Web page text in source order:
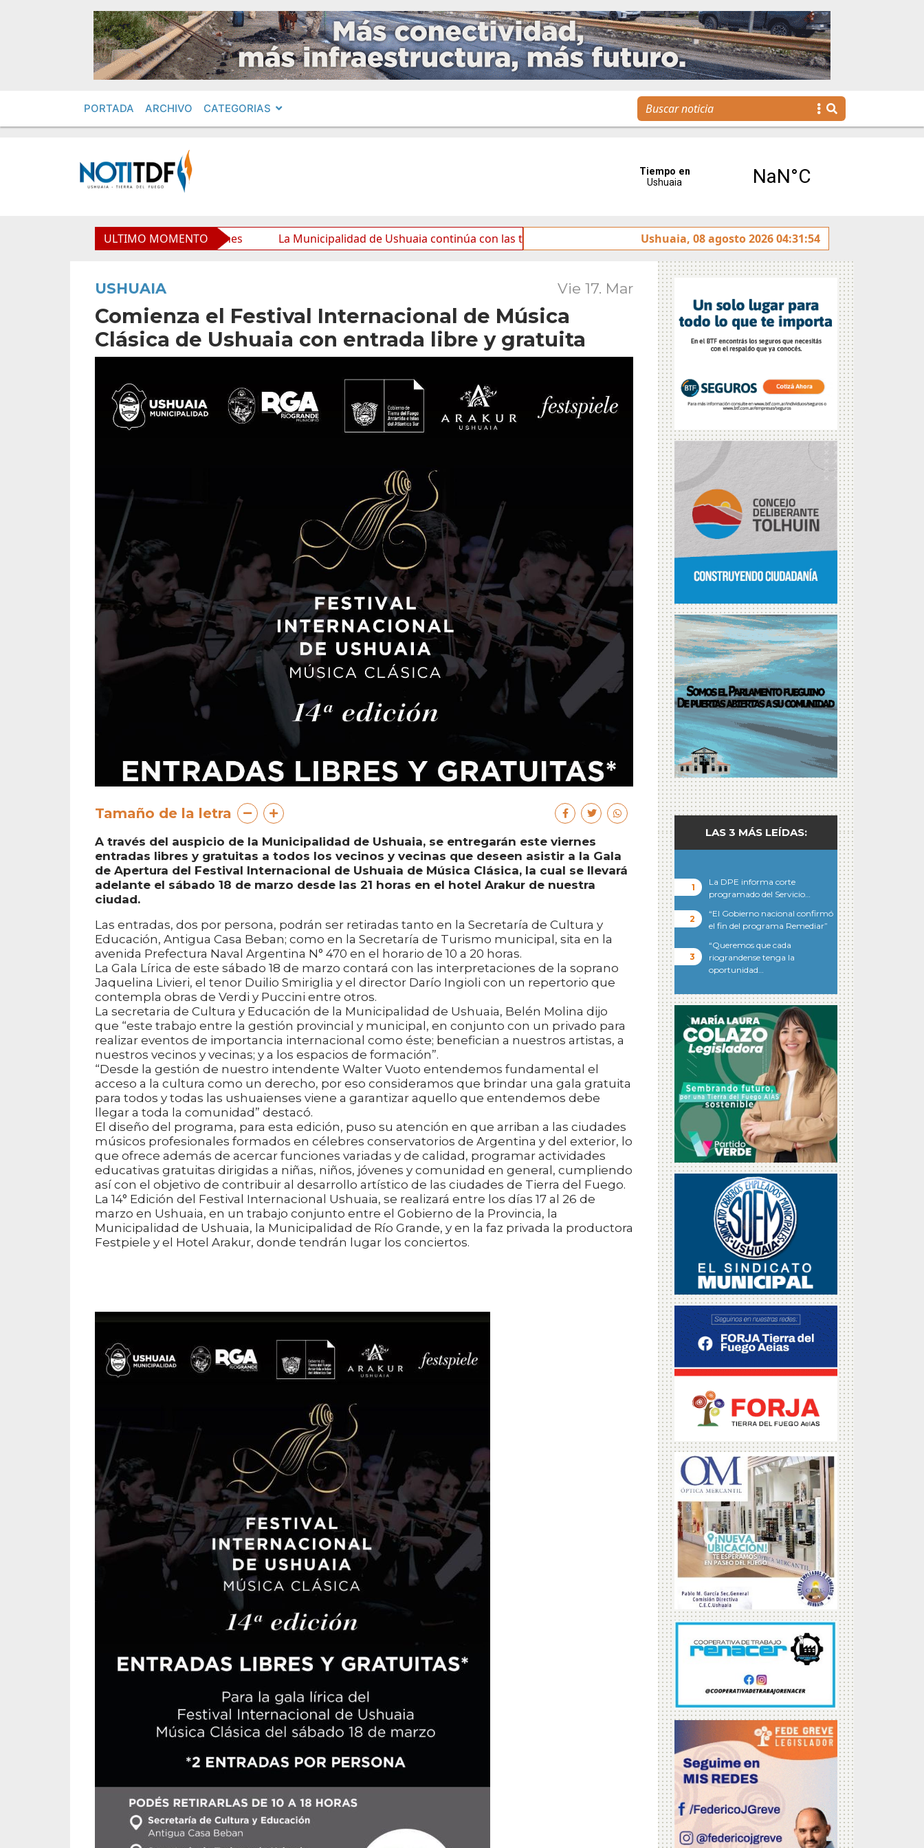
PORTADA ARCHIVO CATEGORIAS
ULTIMO MOMENTO
y mejora sus prestaciones La Municipalidad de Ushuaia continúa con las tareas de mantenimiento y rotulado sobre la avenida Héroes de Malvinas
Ushuaia, 08 agosto 2026 04:31:54
USHUAIA Vie 17. Mar
Comienza el Festival Internacional de Música
Clásica de Ushuaia con entrada libre y gratuita
Tamaño de la letra
A través del auspicio de la Municipalidad de Ushuaia, se entregarán este viernes
entradas libres y gratuitas a todos los vecinos y vecinas que deseen asistir a la Gala
de Apertura del Festival Internacional de Ushuaia de Música Clásica, la cual se llevará
adelante el sábado 18 de marzo desde las 21 horas en el hotel Arakur de nuestra
ciudad.
Las entradas, dos por persona, podrán ser retiradas tanto en la Secretaría de Cultura y
Educación, Antigua Casa Beban; como en la Secretaría de Turismo municipal, sita en la
avenida Prefectura Naval Argentina N° 470 en el horario de 10 a 20 horas.
La Gala Lírica de este sábado 18 de marzo contará con las interpretaciones de la soprano
Jaquelina Livieri, el tenor Duilio Smiriglia y el director Darío Ingioli con un repertorio que
contempla obras de Verdi y Puccini entre otros.
La secretaria de Cultura y Educación de la Municipalidad de Ushuaia, Belén Molina dijo
que “este trabajo entre la gestión provincial y municipal, en conjunto con un privado para
realizar eventos de importancia internacional como éste; benefician a nuestros artistas, a
nuestros vecinos y vecinas; y a los espacios de formación”.
“Desde la gestión de nuestro intendente Walter Vuoto entendemos fundamental el
acceso a la cultura como un derecho, por eso consideramos que brindar una gala gratuita
para todos y todas las ushuaienses viene a garantizar aquello que entendemos debe
llegar a toda la comunidad” destacó.
El diseño del programa, para esta edición, puso su atención en que arriban a las ciudades
músicos profesionales formados en célebres conservatorios de Argentina y del exterior, lo
que ofrece además de acercar funciones variadas y de calidad, programar actividades
educativas gratuitas dirigidas a niñas, niños, jóvenes y comunidad en general, cumpliendo
así con el objetivo de contribuir al desarrollo artístico de las ciudades de Tierra del Fuego.
La 14° Edición del Festival Internacional Ushuaia, se realizará entre los días 17 al 26 de
marzo en Ushuaia, en un trabajo conjunto entre el Gobierno de la Provincia, la
Municipalidad de Ushuaia, la Municipalidad de Río Grande, y en la faz privada la productora
Festpiele y el Hotel Arakur, donde tendrán lugar los conciertos.
LAS 3 MÁS LEÍDAS:
La DPE informa corte
programado del Servicio…
“El Gobierno nacional confirmó
el fin del programa Remediar”
“Queremos que cada
riograndense tenga la
oportunidad…